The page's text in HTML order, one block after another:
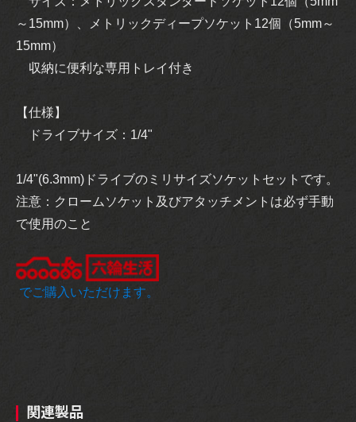
～15mm）、メトリックディープソケット12個（5mm～
15mm）
収納に便利な専用トレイ付き
【仕様】
ドライブサイズ：1/4"
1/4"(6.3mm)ドライブのミリサイズソケットセットです。
注意：クロームソケット及びアタッチメントは必ず手動
で使用のこと
でご購入いただけます。
関連製品